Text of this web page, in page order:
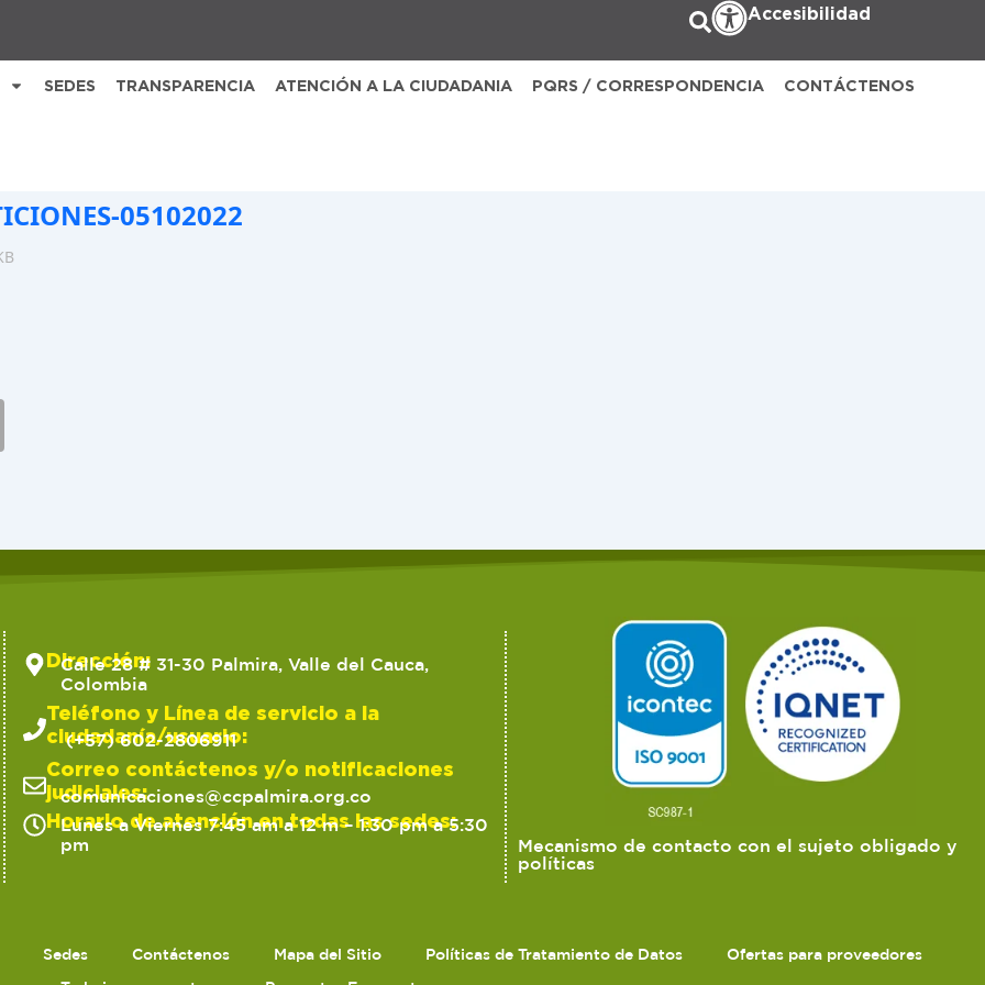
Accesibilidad
SEDES TRANSPARENCIA ATENCIÓN A LA CIUDADANIA PQRS / CORRESPONDENCIA CONTÁCTENOS
05102022
Dirección:
Calle 28 # 31-30 Palmira, Valle del Cauca,
Colombia
Teléfono y Línea de servicio a la
ciudadanía/usuario:
(+57) 602-2806911
Correo contáctenos y/o notificaciones
judiciales:
comunicaciones@ccpalmira.org.co
Horario de atención en todas las sedes:
Lunes a Viernes 7:45 am a 12 m – 1:30 pm a 5:30
pm
Mecanismo de contacto con el sujeto obligado y
políticas
Sedes Contáctenos Mapa del Sitio Políticas de Tratamiento de Datos
Ofertas para proveedores